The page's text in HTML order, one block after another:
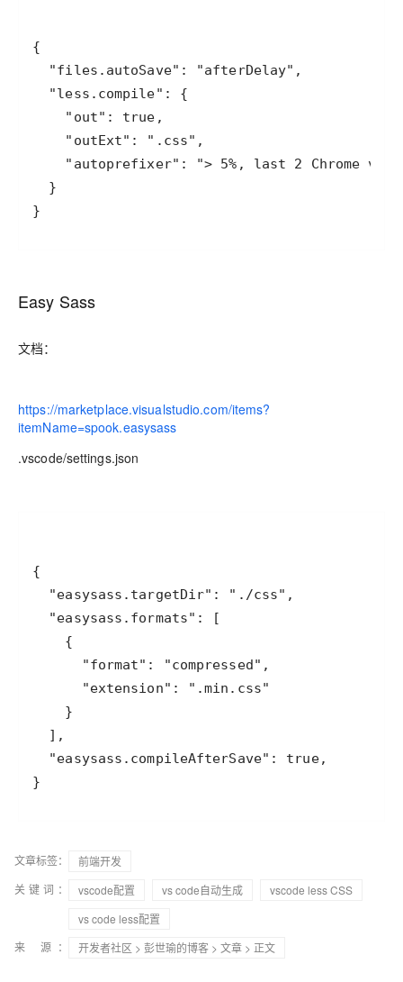
}
Easy Sass
文档：
https://marketplace.visualstudio.com/items?
itemName=spook.easysass
.vscode/settings.json
}
文章标签：
前端开发
关键词：
vscode配置 vs code自动生成
vscode less CSS
vs code less配置
来 源：
开发者社区 > 彭世瑜的博客 > 文章 > 正文